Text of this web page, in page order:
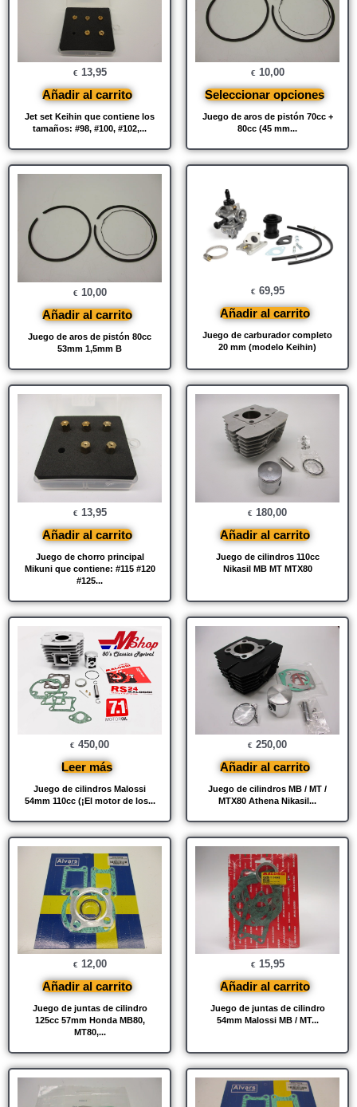
Jet set Keihin que contiene los
tamaños: #98, #100, #102,...
€ 13,95
Añadir al carrito
Juego de aros de pistón 70cc +
80cc (45 mm...
€ 10,00
Seleccionar opciones
Juego de aros de pistón 80cc
53mm 1,5mm B
€ 10,00
Añadir al carrito
Juego de carburador completo
20 mm (modelo Keihin)
€ 69,95
Añadir al carrito
Juego de chorro principal
Mikuni que contiene: #115 #120
#125...
€ 13,95
Añadir al carrito
Juego de cilindros 110cc
Nikasil MB MT MTX80
€ 180,00
Añadir al carrito
Juego de cilindros Malossi
54mm 110cc (¡El motor de los...
€ 450,00
Leer más
Juego de cilindros MB / MT /
MTX80 Athena Nikasil...
€ 250,00
Añadir al carrito
Juego de juntas de cilindro
125cc 57mm Honda MB80,
MT80,...
€ 12,00
Añadir al carrito
Juego de juntas de cilindro
54mm Malossi MB / MT...
€ 15,95
Añadir al carrito